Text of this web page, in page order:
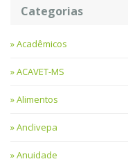
Categorias
Acadêmicos
ACAVET-MS
Alimentos
Anclivepa
Anuidade